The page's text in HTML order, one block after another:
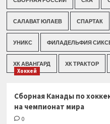
САЛАВАТ ЮЛАЕВ СПАРТАК
УНИКС ФИЛАДЕЛЬФИЯ
ХК АВАНГАРД ХК ТРАКТОР
Хоккей
Сборная Канады по
на чемпионат мира
0